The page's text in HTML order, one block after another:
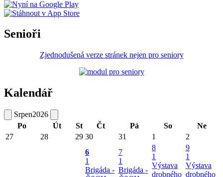
Senioři
Zjednodušená verze stránek nejen pro seniory
Kalendář
Srpen2026
Po
Út St Čt Pá So
Ne
27
28 29 30 31 1 2
6
1
Brigáda -
7
1
Brigáda -
8
1
Výstava
drobného
9
1
Výstava
drobného